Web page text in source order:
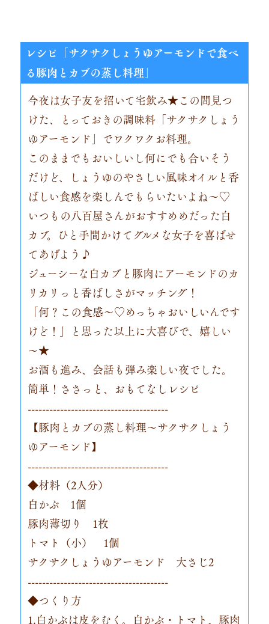
レシピ「サクサクしょうゆアーモンドで食べ
る豚肉とカブの蒸し料理」
今夜は女子友を招いて宅飲み★この間見つ
けた、とっておきの調味料「サクサクしょう
ゆアーモンド」でワクワクお料理。
このままでもおいしいし何にでも合いそう
だけど、しょうゆのやさしい風味オイルと香
ばしい食感を楽しんでもらいたいよね～♡
いつもの八百屋さんがおすすめめだった白
カブ。ひと手間かけてグルメな女子を喜ばせ
てあげよう♪
ジューシーな白カブと豚肉にアーモンドのカ
リカリっと香ばしさがマッチング！
「何？この食感～♡めっちゃおいしいんです
けど！」と思った以上に大喜びで、嬉しい
～★
お酒も進み、会話も弾み楽しい夜でした。
簡単！ささっと、おもてなしレシピ
---------------------------------------
【豚肉とカブの蒸し料理～サクサクしょう
ゆアーモンド】
---------------------------------------
◆材料（2人分）
白かぶ 1個
豚肉薄切り 1枚
トマト（小） 1個
サクサクしょうゆアーモンド 大さじ2
---------------------------------------
◆つくり方
1.白かぶは皮をむく。白かぶ・トマト、豚肉